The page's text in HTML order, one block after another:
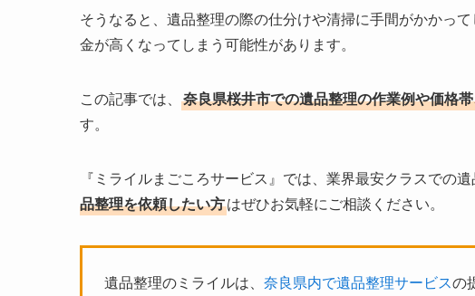
そうなると、遺品整理の際の仕分けや清掃に手間がかかっ
金が高くなってしまう可能性があります。
この記事では、 奈良県桜井市での遺品整理の作業例や価格
す。
『ミライルまごころサービス』では、業界最安クラスでの遺
品整理を依頼したい方はぜひお気軽にご相談ください。
遺品整理のミライルは、 奈良県内で遺品整理サービスの